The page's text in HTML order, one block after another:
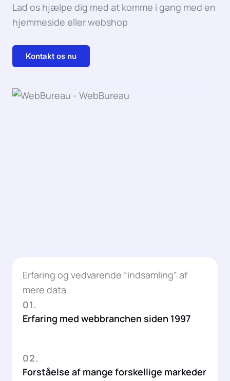
Lad os hjælpe dig med at komme i gang med en
hjemmeside eller webshop
Kontakt os nu
Erfaring og vedvarende “indsamling” af
mere data
01.
Erfaring med webbranchen siden 1997
02.
Forståelse af mange forskellige markeder